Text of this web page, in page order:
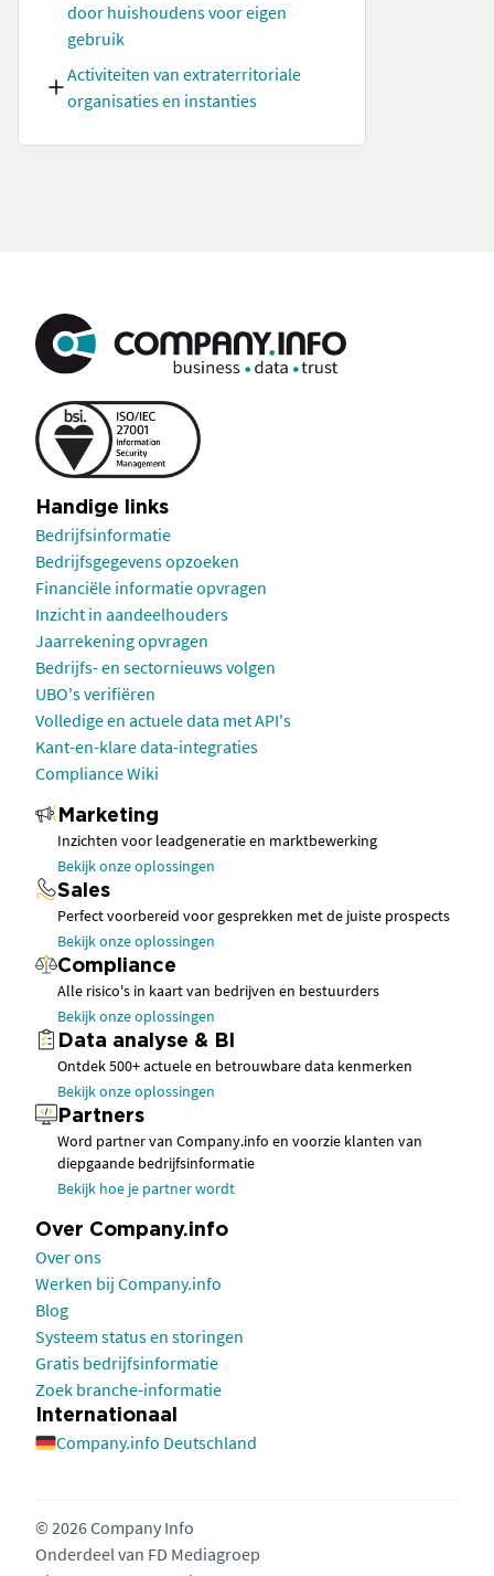
door huishoudens voor eigen
gebruik
Activiteiten van extraterritoriale
organisaties en instanties
Handige links
Bedrijfsinformatie
Bedrijfsgegevens opzoeken
Financiële informatie opvragen
Inzicht in aandeelhouders
Jaarrekening opvragen
Bedrijfs- en sectornieuws volgen
UBO's verifiëren
Volledige en actuele data met API's
Kant-en-klare data-integraties
Compliance Wiki
Marketing
Inzichten voor leadgeneratie en marktbewerking
Bekijk onze oplossingen
Sales
Perfect voorbereid voor gesprekken met de juiste prospects
Bekijk onze oplossingen
Compliance
Alle risico's in kaart van bedrijven en bestuurders
Bekijk onze oplossingen
Data analyse & BI
Ontdek 500+ actuele en betrouwbare data kenmerken
Bekijk onze oplossingen
Partners
Word partner van Company.info en voorzie klanten van
diepgaande bedrijfsinformatie
Bekijk hoe je partner wordt
Over Company.info
Over ons
Werken bij Company.info
Blog
Systeem status en storingen
Gratis bedrijfsinformatie
Zoek branche-informatie
Internationaal
Company.info Deutschland
© 2026 Company Info
Onderdeel van FD Mediagroep